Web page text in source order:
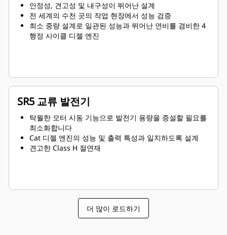
안정성, 견고성 및 내구성이 뛰어난 설계
전 세계의 수천 곳의 작업 현장에서 성능 검증
최소 중량 설계로 일관된 성능과 뛰어난 연비를 겸비한 4
행정 사이클 디젤 엔진
SR5 교류 발전기
탁월한 모터 시동 기능으로 발전기 용량을 증설할 필요를
최소화합니다
Cat 디젤 엔진의 성능 및 출력 특성과 일치하도록 설계
견고한 Class H 절연재
더 많이 로드하기